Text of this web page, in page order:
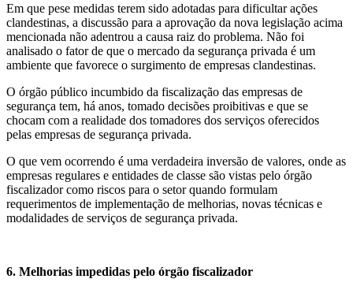
Em que pese medidas terem sido adotadas para dificultar ações
clandestinas, a discussão para a aprovação da nova legislação acima
mencionada não adentrou a causa raiz do problema. Não foi
analisado o fator de que o mercado da segurança privada é um
ambiente que favorece o surgimento de empresas clandestinas.
O órgão público incumbido da fiscalização das empresas de
segurança tem, há anos, tomado decisões proibitivas e que se
chocam com a realidade dos tomadores dos serviços oferecidos
pelas empresas de segurança privada.
O que vem ocorrendo é uma verdadeira inversão de valores, onde as
empresas regulares e entidades de classe são vistas pelo órgão
fiscalizador como riscos para o setor quando formulam
requerimentos de implementação de melhorias, novas técnicas e
modalidades de serviços de segurança privada.
6. Melhorias impedidas pelo órgão fiscalizador